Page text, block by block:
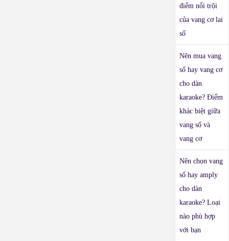
điểm nổi trội
của vang cơ lai
số
Nên mua vang
số hay vang cơ
cho dàn
karaoke? Điểm
khác biệt giữa
vang số và
vang cơ
Nên chọn vang
số hay amply
cho dàn
karaoke? Loại
nào phù hợp
với bạn